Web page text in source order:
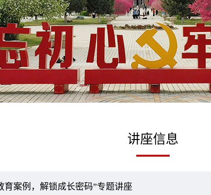
讲座信息
案例，解锁成长密码”专题讲座